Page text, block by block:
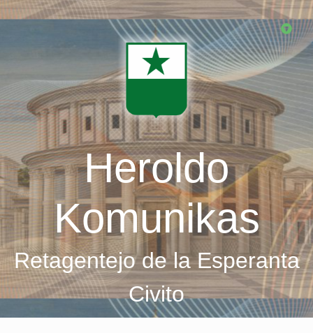
Skip
Heroldo
Komunikas
Retagentejo de la Esperanta
Civito